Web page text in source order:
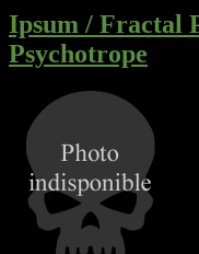
Ipsum / Fractal
Psychotrope